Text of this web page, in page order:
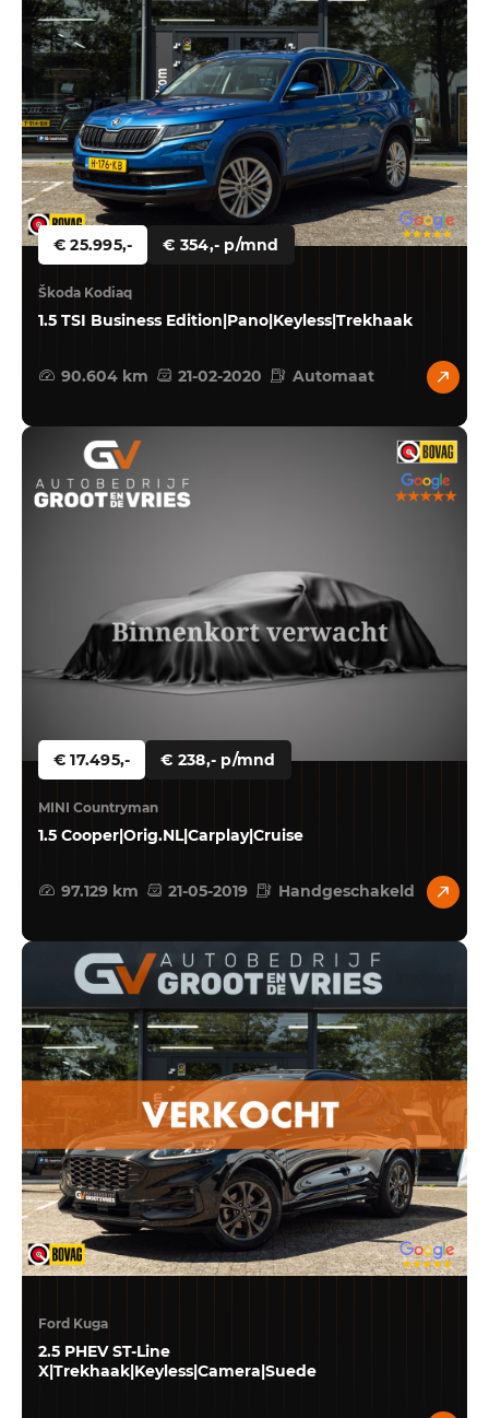
€ 25.995,- € 354,- p/mnd
Škoda Kodiaq
1.5 TSI Business Edition|Pano|Keyless|Trekhaak
90.604 km 21-02-2020 Automaat
€ 17.495,- € 238,- p/mnd
MINI Countryman
1.5 Cooper|Orig.NL|Carplay|Cruise
97.129 km 21-05-2019 Handgeschakeld
Ford Kuga
2.5 PHEV ST-Line
X|Trekhaak|Keyless|Camera|Suede